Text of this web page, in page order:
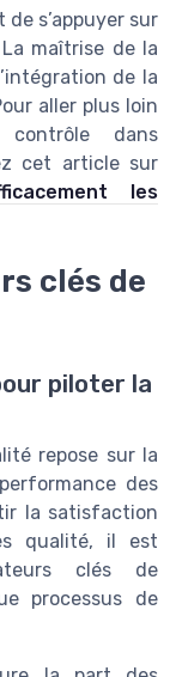
s’appuyer sur
maîtrise de la
de la
aller plus loin
dans
cet article sur
les
clés de
piloter la
repose sur la
des
la satisfaction
qualité, il est
clés de
processus de